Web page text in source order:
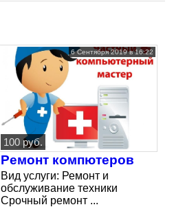
6 Сентября 2019 в 16:22
100 руб.
Ремонт компютеров
Вид услуги: Ремонт и
обслуживание техники
Срочный ремонт ...